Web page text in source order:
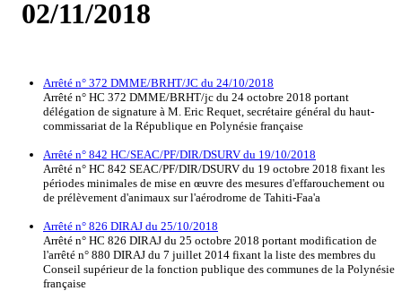
02/11/2018
Arrêté n° 372 DMME/BRHT/JC du 24/10/2018
Arrêté n° HC 372 DMME/BRHT/jc du 24 octobre 2018 portant
délégation de signature à M. Eric Requet, secrétaire général du haut-
commissariat de la République en Polynésie française
Arrêté n° 842 HC/SEAC/PF/DIR/DSURV du 19/10/2018
Arrêté n° HC 842 SEAC/PF/DIR/DSURV du 19 octobre 2018 fixant les
périodes minimales de mise en œuvre des mesures d'effarouchement ou
de prélèvement d'animaux sur l'aérodrome de Tahiti-Faa'a
Arrêté n° 826 DIRAJ du 25/10/2018
Arrêté n° HC 826 DIRAJ du 25 octobre 2018 portant modification de
l'arrêté n° 880 DIRAJ du 7 juillet 2014 fixant la liste des membres du
Conseil supérieur de la fonction publique des communes de la Polynésie
française